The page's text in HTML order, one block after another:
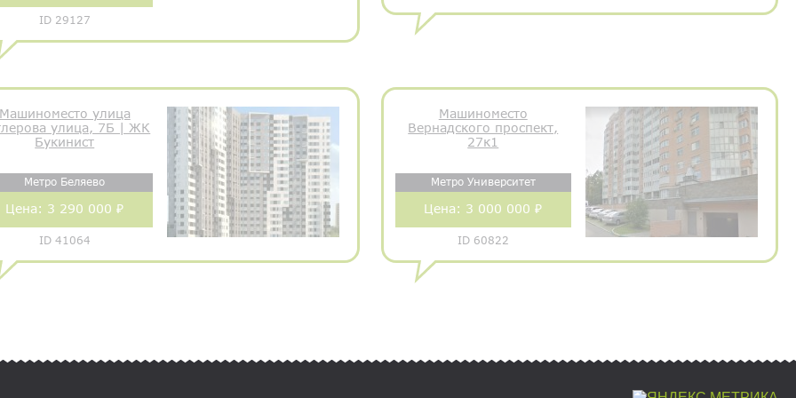
ID 29127
улица
улица, 7Б | ЖК
Букинист
Метро Беляево
Цена: 3 290 000 ₽
ID 41064
Машиноместо
Вернадского проспект,
27к1
Метро Университет
Цена: 3 000 000 ₽
ID 60822